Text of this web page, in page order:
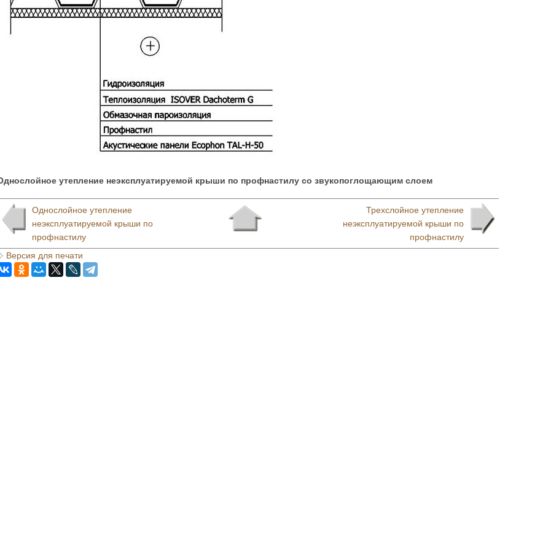
утепление неэксплуатируемой крыши по профнастилу со звукопоглощающим слоем
Однослойное утепление
неэксплуатируемой крыши по
профнастилу
Трехслойное утепление
неэксплуатируемой крыши по
профнастилу
Версия для печати